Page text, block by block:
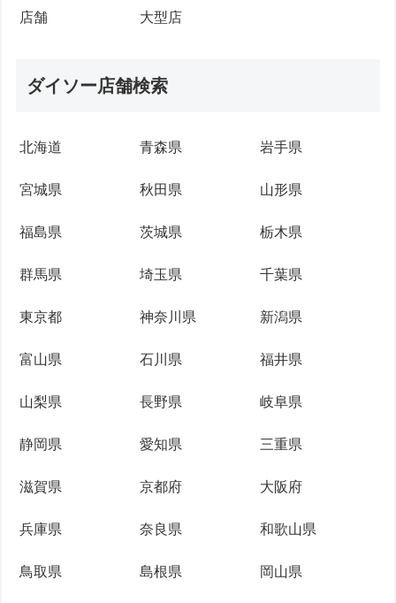
店舗 大型店
ダイソー店舗検索
北海道 青森県 岩手県
宮城県 秋田県 山形県
福島県 茨城県 栃木県
群馬県 埼玉県 千葉県
東京都 神奈川県 新潟県
富山県 石川県 福井県
山梨県 長野県 岐阜県
静岡県 愛知県 三重県
滋賀県 京都府 大阪府
兵庫県 奈良県 和歌山県
鳥取県 島根県 岡山県